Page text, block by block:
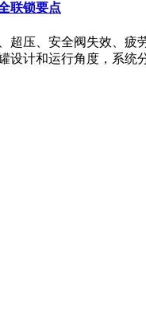
联锁要点
压、安全阀失效、
计和运行角度，系